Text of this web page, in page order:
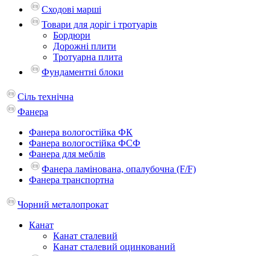
Сходові марші
Товари для доріг і тротуарів
Бордюри
Дорожні плити
Тротуарна плита
Фундаментні блоки
Сіль технічна
Фанера
Фанера вологостійка ФК
Фанера вологостійка ФСФ
Фанера для меблів
Фанера ламінована, опалубочна (F/F)
Фанера транспортна
Чорний металопрокат
Канат
Канат сталевий
Канат сталевий оцинкований